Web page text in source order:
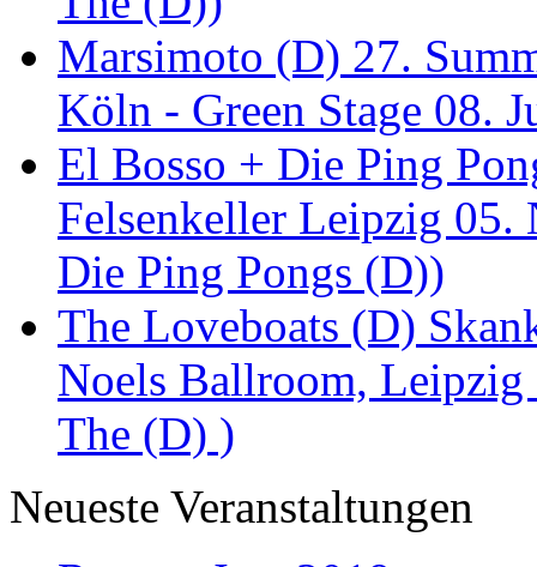
Marsimoto (D) 27.
Köln - Green Stage 08.
El Bosso + Die Ping
Felsenkeller Leipzig
Die Ping Pongs (D))
The Loveboats (D)
Noels Ballroom, Leipzig
The (D) )
Neueste Veranstaltungen